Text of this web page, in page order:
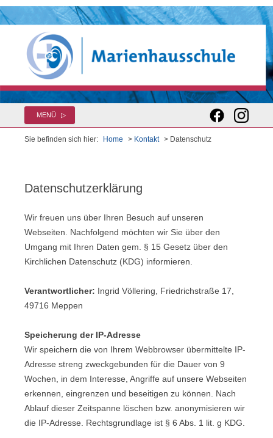
MENÜ
Sie befinden sich hier: Home > Kontakt > Datenschutz
Datenschutzerklärung
Wir freuen uns über Ihren Besuch auf unseren
Webseiten. Nachfolgend möchten wir Sie über den
Umgang mit Ihren Daten gem. § 15 Gesetz über den
Kirchlichen Datenschutz (KDG) informieren.
Verantwortlicher: Ingrid Völlering, Friedrichstraße 17,
49716 Meppen
Speicherung der IP-Adresse
Wir speichern die von Ihrem Webbrowser übermittelte IP-
Adresse streng zweckgebunden für die Dauer von 9
Wochen, in dem Interesse, Angriffe auf unsere Webseiten
erkennen, eingrenzen und beseitigen zu können. Nach
Ablauf dieser Zeitspanne löschen bzw. anonymisieren wir
die IP-Adresse. Rechtsgrundlage ist § 6 Abs. 1 lit. g KDG.